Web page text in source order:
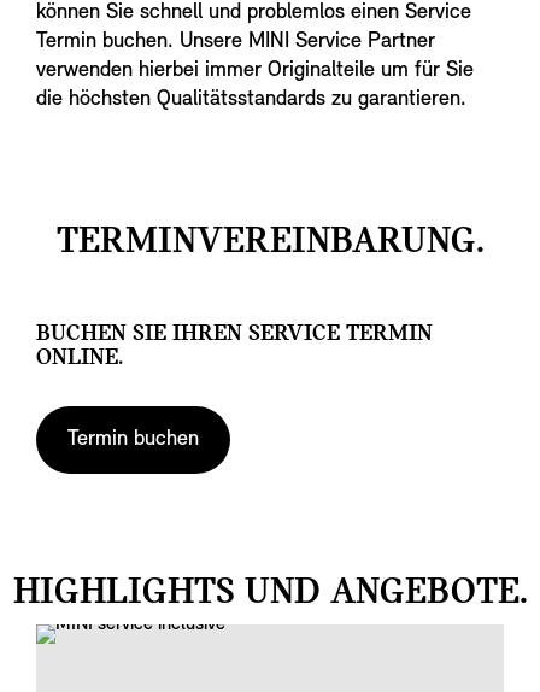
können Sie schnell und problemlos einen Service
Termin buchen. Unsere MINI Service Partner
verwenden hierbei immer Originalteile um für Sie
die höchsten Qualitätsstandards zu garantieren.
TERMINVEREINBARUNG.
BUCHEN SIE IHREN SERVICE TERMIN
ONLINE.
Termin buchen
HIGHLIGHTS UND ANGEBOTE.